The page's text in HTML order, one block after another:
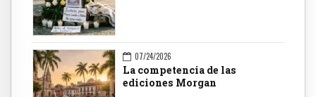
07/24/2026
La competencia de las
ediciones Morgan